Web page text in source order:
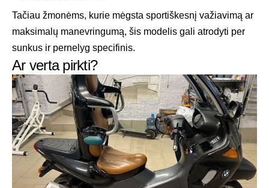
Tačiau žmonėms, kurie mėgsta sportiškesnį važiavimą ar
maksimalų manevringumą, šis modelis gali atrodyti per
sunkus ir pernelyg specifinis.
Ar verta pirkti?